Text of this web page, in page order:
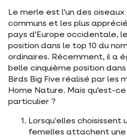
Le merle est l'un des oiseaux
communs et les plus
pays d'Europe occidentale,
position dans le top 10 du
ordinaires. Récemment, il a
belle cinquième position
Birds Big Five réalisé par les
Home Nature. Mais qu'est-
particulier ?
Lorsqu’elles choisissent
femelles attachent